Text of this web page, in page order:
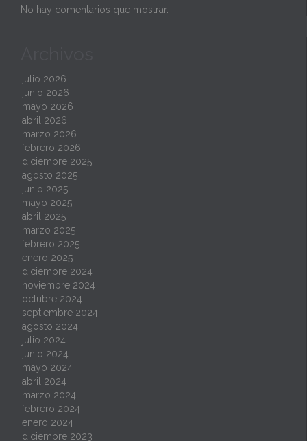
No hay comentarios que mostrar.
julio 2026
junio 2026
mayo 2026
abril 2026
marzo 2026
febrero 2026
diciembre 2025
agosto 2025
junio 2025
mayo 2025
abril 2025
marzo 2025
febrero 2025
enero 2025
diciembre 2024
noviembre 2024
octubre 2024
septiembre 2024
agosto 2024
julio 2024
junio 2024
mayo 2024
abril 2024
marzo 2024
febrero 2024
enero 2024
diciembre 2023